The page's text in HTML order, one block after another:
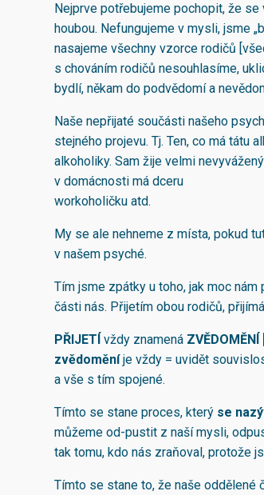
Nejprve potřebujeme pochopit, že
houbou. Nefungujeme v mysli, jsme
nasajeme všechny vzorce rodičů
s chováním rodičů nesouhlasíme,
bydlí, někam do podvědomí a
Naše nepřijaté součásti našeho
stejného projevu. Tj. Ten, co má tátu
alkoholiky. Sam žije velmi
v domácnosti má dceru
workoholičku atd.
My se ale nehneme z místa, pokud
v našem psyché.
Tím jsme zpátky u toho, jak moc
části nás. Přijetím obou rodičů,
PŘIJETÍ vždy znamená
zvědoměníje vždy = uvidět
a vše s tím spojené.
Tímto se stane proces, který se
můžeme od-pustit z naší mysli,
tak tomu, kdo nás zraňoval, protože
Tímto se stane to, že naše